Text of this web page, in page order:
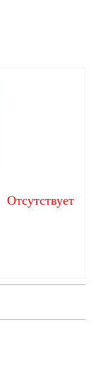
Отсутствует